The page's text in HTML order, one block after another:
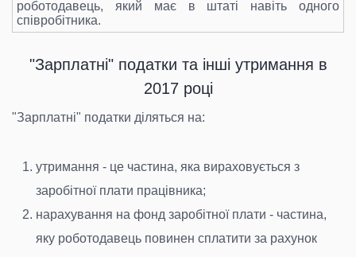
роботодавець, який має в штаті навіть одного
співробітника.
"Зарплатні" податки та інші утримання в
2017 році
"Зарплатні" податки діляться на:
утримання - це частина, яка вираховується з
заробітної плати працівника;
нарахування на фонд заробітної плати - частина,
яку роботодавець повинен сплатити за рахунок